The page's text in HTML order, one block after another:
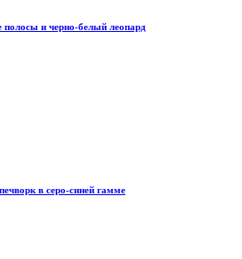
и черно-белый леопард
в серо-синей гамме